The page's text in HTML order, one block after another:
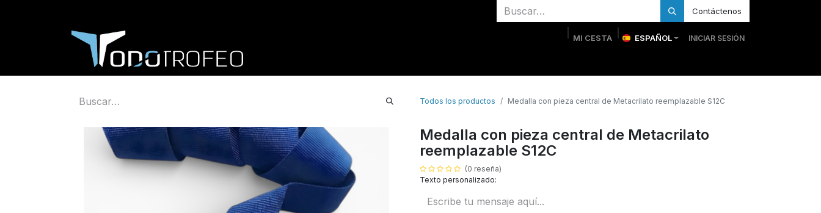
Contáctenos
MI CESTA ESPAÑOL INICIAR SESIÓN
Todos los productos Medalla con pieza central de Metacrilato reemplazable S12C
Medalla con pieza central de Metacrilato
reemplazable S12C
(0 reseña)
Texto personalizado: